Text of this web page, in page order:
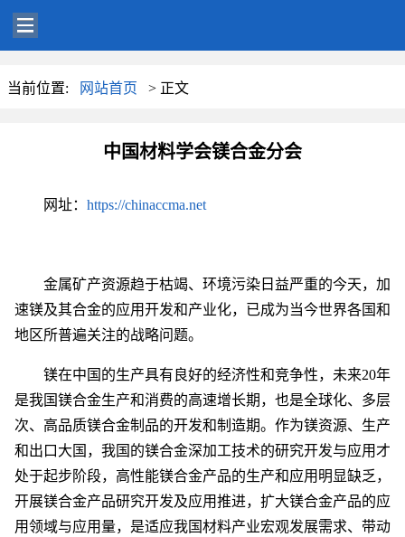
当前位置: 网站首页 > 正文
中国材料学会镁合金分会
网址： https://chinaccma.net
金属矿产资源趋于枯竭、环境污染日益严重的今天，加
速镁及其合金的应用开发和产业化，已成为当今世界各国和
地区所普遍关注的战略问题。
镁在中国的生产具有良好的经济性和竞争性，未来20年
是我国镁合金生产和消费的高速增长期，也是全球化、多层
次、高品质镁合金制品的开发和制造期。作为镁资源、生产
和出口大国，我国的镁合金深加工技术的研究开发与应用才
处于起步阶段，高性能镁合金产品的生产和应用明显缺乏，
开展镁合金产品研究开发及应用推进，扩大镁合金产品的应
用领域与应用量，是适应我国材料产业宏观发展需求、带动